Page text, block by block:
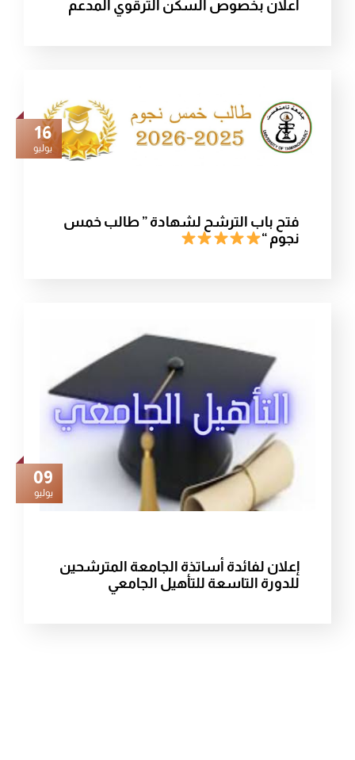
اعلان بخصوص السكن الترقوي المدعم
16
يوليو
فتح باب الترشح لشهادة ” طالب خمس
نجوم “
09
يوليو
إعلان لفائدة أساتذة الجامعة المترشحين
للدورة التاسعة للتأهيل الجامعي